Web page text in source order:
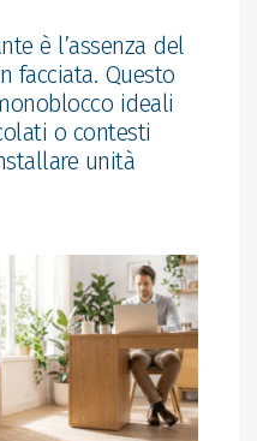
è l’assenza del
facciata. Questo
ideali
o contesti
unità